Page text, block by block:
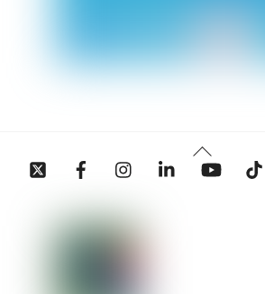
Back
To
Twitter Facebook InstagramLinkedin